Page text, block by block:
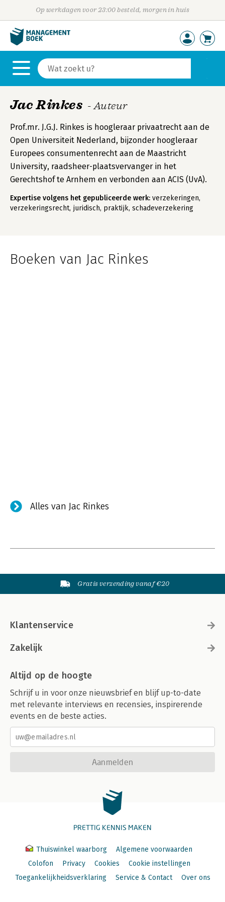
Op werkdagen voor 23:00 besteld, morgen in huis
Jac Rinkes - Auteur
Prof.mr. J.G.J. Rinkes is hoogleraar privaatrecht aan de
Open Universiteit Nederland, bijzonder hoogleraar
Europees consumentenrecht aan de Maastricht
University, raadsheer-plaatsvervanger in het
Gerechtshof te Arnhem en verbonden aan ACIS (UvA).
Expertise volgens het gepubliceerde werk: verzekeringen,
verzekeringsrecht, juridisch, praktijk, schadeverzekering
Boeken van Jac Rinkes
Alles van Jac Rinkes
Gratis verzending vanaf €20
Klantenservice
Zakelijk
Altijd op de hoogte
Schrijf u in voor onze nieuwsbrief en blijf up-to-date
met relevante interviews en recensies, inspirerende
events en de beste acties.
Aanmelden
PRETTIG KENNIS MAKEN
Thuiswinkel waarborg
Algemene voorwaarden
Colofon
Privacy Cookies
Cookie instellingen
Toegankelijkheidsverklaring
Service & Contact Over ons